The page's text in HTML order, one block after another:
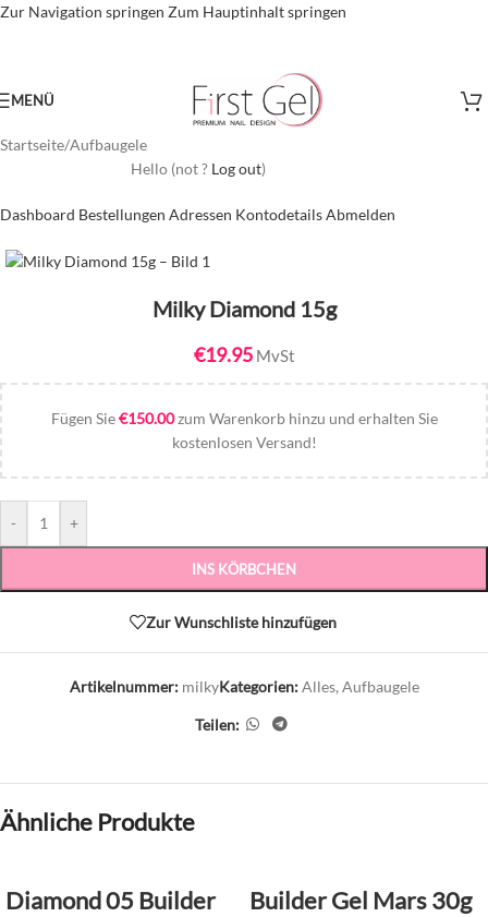
Zur Navigation springen Zum Hauptinhalt springen
MENÜ
Startseite/Aufbaugele
Hello (not? Log out)
Dashboard Bestellungen Adressen KontodetailsAbmelden
Milky Diamond 15g
€19.95 MvSt
Fügen Sie€150.00zum Warenkorb hinzu und erhalten Sie
kostenlosen Versand!
- +
INS KÖRBCHEN
Zur Wunschliste hinzufügen
Artikelnummer: milkyKategorien: Alles, Aufbaugele
Teilen:
Ähnliche Produkte
Diamond 05 Builder
Builder Gel Mars 30g